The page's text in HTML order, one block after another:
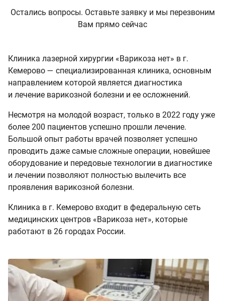
Клиника лазерной хирургии «Варикоза нет» в г.
Кемерово — специализированная клиника, основным
направлением которой является диагностика
и лечение варикозной болезни и ее осложнений.
Несмотря на молодой возраст, только в 2022 году уже
более 200 пациентов успешно прошли лечение.
Большой опыт работы врачей позволяет успешно
проводить даже самые сложные операции, новейшее
оборудование и передовые технологии в диагностике
и лечении позволяют полностью вылечить все
проявления варикозной болезни.
Клиника в г. Кемерово входит в федеральную сеть
медицинских центров «Варикоза нет», которые
работают в 26 городах России.
Остались вопросы. Оставьте заявку и мы перезвоним
Вам прямо сейчас